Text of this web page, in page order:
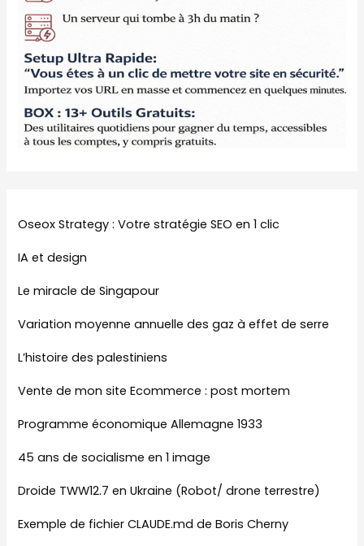
Oseox Strategy : Votre stratégie SEO en 1 clic
IA et design
Le miracle de Singapour
Variation moyenne annuelle des gaz à effet de serre
L’histoire des palestiniens
Vente de mon site Ecommerce : post mortem
Programme économique Allemagne 1933
45 ans de socialisme en 1 image
Droide TWW12.7 en Ukraine (Robot/ drone terrestre)
Exemple de fichier CLAUDE.md de Boris Cherny